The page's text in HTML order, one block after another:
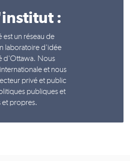
:
est un réseau de
laboratoire d'idée
d'Ottawa. Nous
et nous
privé et public
publiques et
et propres.